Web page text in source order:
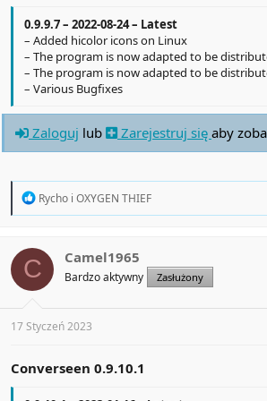
0.9.9.7 – 2022-08-24 – Latest
– Added hicolor icons on Linux
– The program is now adapted to be
– The program is now adapted to be
– Various Bugfixes
Zaloguj lub Zarejestruj się aby
R
t
i
s
:
Rycho i OXYGEN THIEF
C Camel1965
Bardzo aktywny Zasłużony
17 Styczeń 2023
Converseen 0.9.10.1